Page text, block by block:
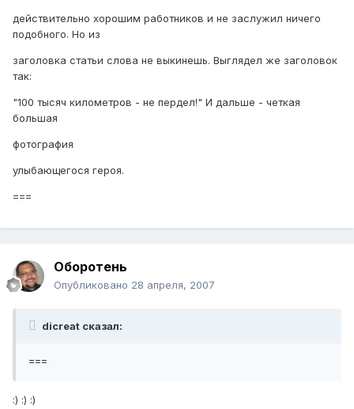
действительно хорошим работников и не заслужил ничего
подобного. Но из
заголовка статьи слова не выкинешь. Выглядел же заголовок
так:
"100 тысяч километров - не пердел!" И дальше - четкая
большая
фотография
улыбающегося героя.
===
Оборотень
Опубликовано 28 апреля, 2007
dicreat сказал:
===
:) :) :)